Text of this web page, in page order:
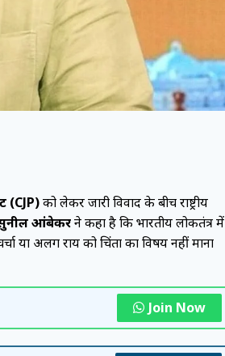
(CJP)को लेकर जारी विवाद के बीच राष्ट्रीय
आंबेकरने कहा है कि भारतीय लोकतंत्र में
या अलग राय को चिंता का विषय नहीं माना
Join Now